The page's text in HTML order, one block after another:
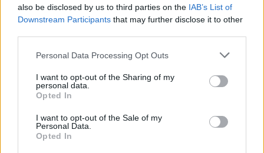
also be disclosed by us to third parties on the IAB’s List of
Downstream Participants that may further disclose it to other
Please note that this website/app uses one or more Google
not limited to your visit or usage behaviour. You may click to
grant or deny consent to Google and its third-party tags to
use your data for below specified purposes in below Google
consent section.
Personal Data Processing Opt Outs
I want to opt-out of the Sharing of my
personal data.
Opted In
I want to opt-out of the Sale of my
Personal Data.
Opted In
AUTORE
Staff